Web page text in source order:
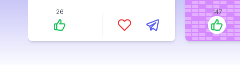
26 147